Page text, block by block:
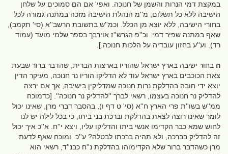
במקצת דמי הנרות והשמן של חנוכה. ואפי' אם הם סמוכים על שלחן
הישיבה ללא כל תשלום, מ''מ הנהלת הישיבה מזכה במתנה גמורה לכל
בחורי הישיבה, ללא יוצא מן הכלל. וכמ''ש בתשובת הרשב''א (סי' תקמב),
שאף במתנה שפיר דמי. וכ''פ הגרש''ז אוירבך בספר שלמי מועד (עמוד
רד). וע''ע בחזון עובדיה על הלכות חנוכה.].
ה בחור ישיבה בארץ ישראל שהוריו בארצות הברית, שהדבר ברור שבעת
צאת הכוכבים בארץ ישראל עוד לא הדליקו הוריו נר חנוכה, מעיקר הדין
יוצא ידי חובה בהדלקת נרות חנוכה שמדליקין בישיבה, אך אם ירצה
להדליק נר חנוכה בעצמו, רשאי לברך ''להדליק נר חנוכה''. [כדמוכח
ממ''ש בשו''ת פרי הארץ ח''א (סי' ט דף ו), בהסבר דברי מרן, שאינו יכול
לומר שאינו רוצה לצאת בהדלקת וברכת בני ביתו, כי בכל לילה יש לנו
לחוש שמא כבר הקדימו אנשי ביתו והדליקו עליו, ויצא י''ח. א''כ איך יכול
זה להדליק בברכה, ולא תהיה ברכתו לבטלה? ע''כ. ומוכח שאף לדעת
מרן כשהדבר ברור שלא הקדימוהו בהדלקת נ''ח כבנ''ד, רשאי הוא